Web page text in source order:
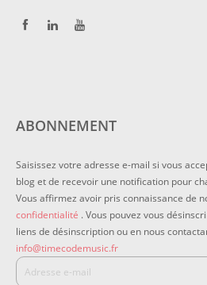
ABONNEMENT
Saisissez votre adresse e-mail si vous
blog et de recevoir une notification pour
Vous affirmez avoir pris connaissance de
confidentialité . Vous pouvez vous
liens de désinscription ou en nous
info@timecodemusic.fr